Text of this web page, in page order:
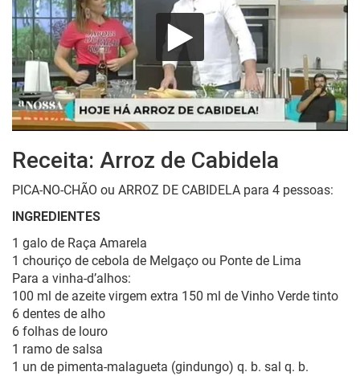
Receita: Arroz de Cabidela
PICA-NO-CHÃO ou ARROZ DE CABIDELA para 4 pessoas:
INGREDIENTES
1 galo de Raça Amarela
1 chouriço de cebola de Melgaço ou Ponte de Lima
Para a vinha-d’alhos:
100 ml de azeite virgem extra 150 ml de Vinho Verde tinto
6 dentes de alho
6 folhas de louro
1 ramo de salsa
1 un de pimenta-malagueta (gindungo) q. b. sal q. b.